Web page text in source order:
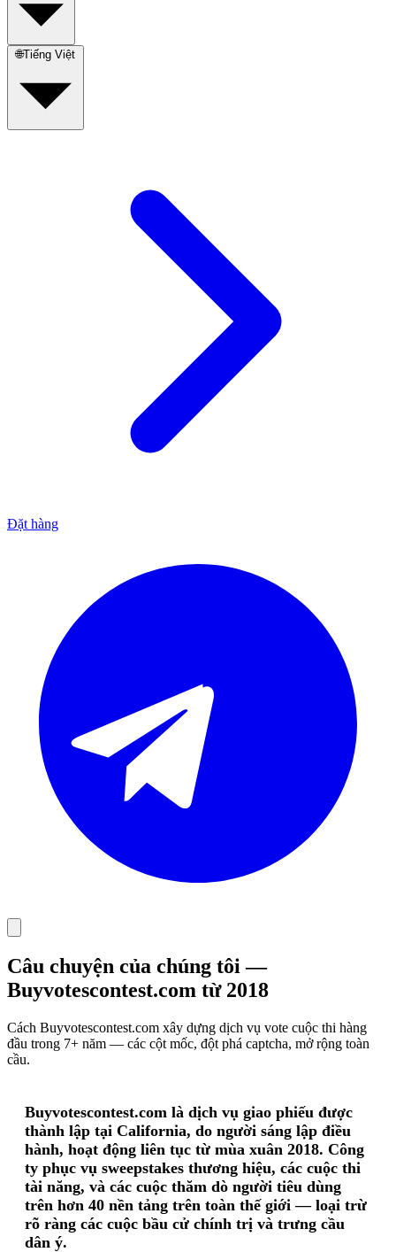
🌐Tiếng Việt
Đặt hàng
Câu chuyện của chúng tôi —
Buyvotescontest.com từ 2018
Cách Buyvotescontest.com xây dựng dịch vụ vote cuộc thi hàng
đầu trong 7+ năm — các cột mốc, đột phá captcha, mở rộng toàn
cầu.
Buyvotescontest.com là dịch vụ giao phiếu được
thành lập tại California, do người sáng lập điều
hành, hoạt động liên tục từ mùa xuân 2018. Công
ty phục vụ sweepstakes thương hiệu, các cuộc thi
tài năng, và các cuộc thăm dò người tiêu dùng
trên hơn 40 nền tảng trên toàn thế giới — loại trừ
rõ ràng các cuộc bầu cử chính trị và trưng cầu
dân ý.